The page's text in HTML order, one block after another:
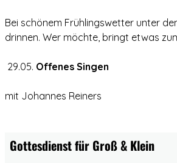
Bei schönem Frühlingswetter unter
drinnen. Wer möchte, bringt etwas
29.05. Offenes Singen
mit Johannes Reiners
Gottesdienst für Groß & Klein